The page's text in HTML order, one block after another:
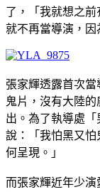
了，「我就想之前
就不再當導演，因
張家輝透露首次
鬼片，沒有大陸
出。為了執導處
說：「我怕黑又怕
何呈現。」
而張家輝近年少